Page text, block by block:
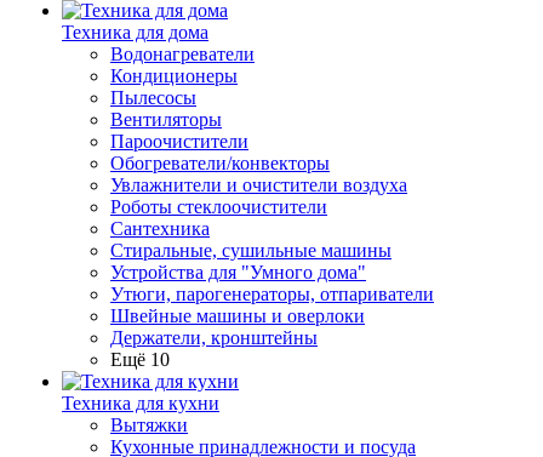
Техника для дома
Водонагреватели
Кондиционеры
Пылесосы
Вентиляторы
Пароочистители
Обогреватели/конвекторы
Увлажнители и очистители воздуха
Роботы стеклоочистители
Сантехника
Стиральные, сушильные машины
Устройства для "Умного дома"
Утюги, парогенераторы, отпариватели
Швейные машины и оверлоки
Держатели, кронштейны
Ещё 10
Техника для кухни
Вытяжки
Кухонные принадлежности и посуда